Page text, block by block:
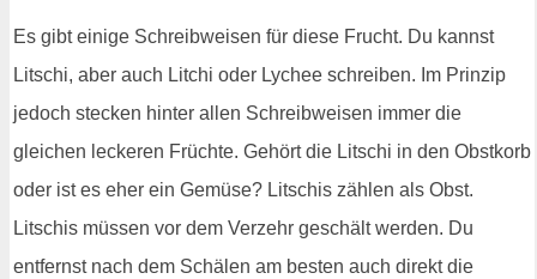
Es gibt einige Schreibweisen für diese Frucht. Du kannst
Litschi, aber auch Litchi oder Lychee schreiben. Im Prinzip
jedoch stecken hinter allen Schreibweisen immer die
gleichen leckeren Früchte. Gehört die Litschi in den Obstkorb
oder ist es eher ein Gemüse? Litschis zählen als Obst.
Litschis müssen vor dem Verzehr geschält werden. Du
entfernst nach dem Schälen am besten auch direkt die